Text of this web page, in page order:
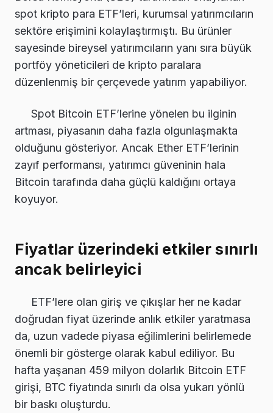
spot kripto para ETF’leri, kurumsal yatırımcıların
sektöre erişimini kolaylaştırmıştı. Bu ürünler
sayesinde bireysel yatırımcıların yanı sıra büyük
portföy yöneticileri de kripto paralara
düzenlenmiş bir çerçevede yatırım yapabiliyor.
Spot Bitcoin ETF’lerine yönelen bu ilginin
artması, piyasanın daha fazla olgunlaşmakta
olduğunu gösteriyor. Ancak Ether ETF’lerinin
zayıf performansı, yatırımcı güveninin hala
Bitcoin tarafında daha güçlü kaldığını ortaya
koyuyor.
Fiyatlar üzerindeki etkiler sınırlı
ancak belirleyici
ETF’lere olan giriş ve çıkışlar her ne kadar
doğrudan fiyat üzerinde anlık etkiler yaratmasa
da, uzun vadede piyasa eğilimlerini belirlemede
önemli bir gösterge olarak kabul ediliyor. Bu
hafta yaşanan 459 milyon dolarlık Bitcoin ETF
girişi, BTC fiyatında sınırlı da olsa yukarı yönlü
bir baskı oluşturdu.